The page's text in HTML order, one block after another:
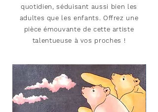
quotidien, séduisant aussi bien les
adultes que les enfants. Offrez une
pièce émouvante de cette artiste
talentueuse à vos proches !